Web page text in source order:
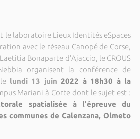
le laboratoire Lieux Identités eSpaces
avec le réseau Canopé de Corse,
Bonaparte d’Ajaccio, le CROUS
organisent la conférence de
le lundi 13 juin 2022 à 18h30 à la
Mariani à Corte dont le sujet est :
spatialisée à l'épreuve du
communes de Calenzana, Olmeto